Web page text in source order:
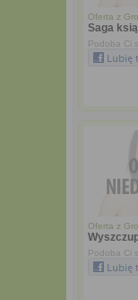
Oferta z
Saga
Podoba Ci
Oferta z
Podoba Ci